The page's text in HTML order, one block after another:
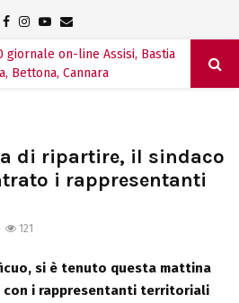
Facebook
Instagram
Youtube
Email
di ripartire, il sindaco
i rappresentanti
121
si è tenuto questa mattina
con i rappresentanti territoriali